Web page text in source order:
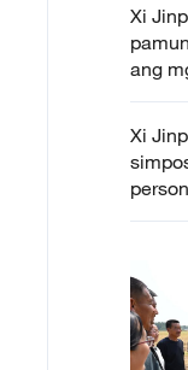
Xi
ang
Xi